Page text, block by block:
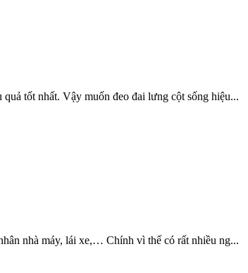
tốt nhất. Vậy muốn đeo đai lưng cột sống hiệu...
nhà máy, lái xe,… Chính vì thế có rất nhiều ng...